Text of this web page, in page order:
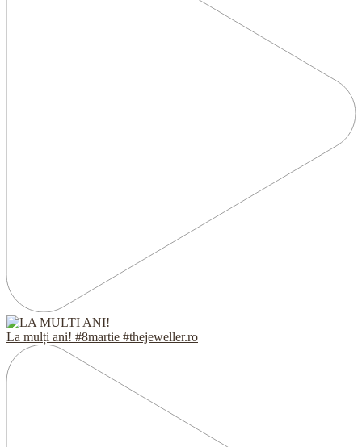
La mulți ani! #8martie #thejeweller.ro